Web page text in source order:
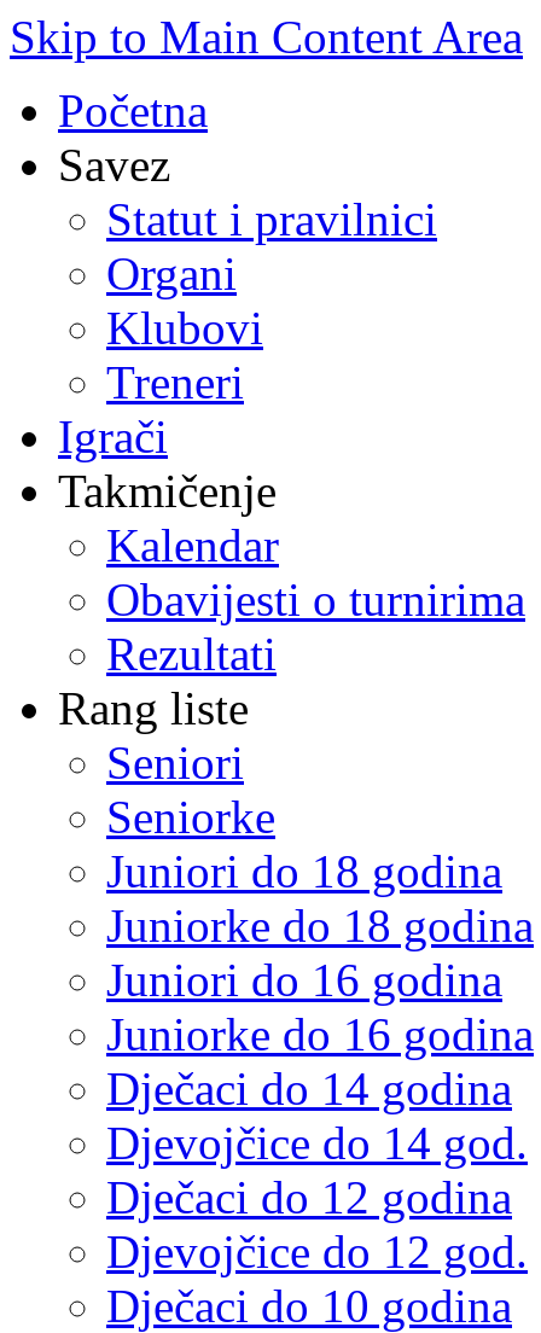
Skip to Main Content Area
Početna
Savez
Statut i pravilnici
Organi
Klubovi
Treneri
Igrači
Takmičenje
Kalendar
Obavijesti o turnirima
Rezultati
Rang liste
Seniori
Seniorke
Juniori do 18 godina
Juniorke do 18 godina
Juniori do 16 godina
Juniorke do 16 godina
Dječaci do 14 godina
Djevojčice do 14 god.
Dječaci do 12 godina
Djevojčice do 12 god.
Dječaci do 10 godina